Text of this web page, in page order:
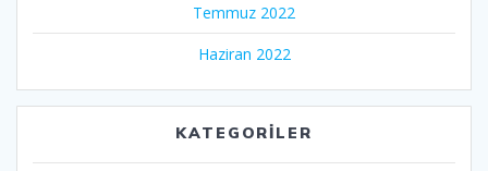
Temmuz 2022
Haziran 2022
KATEGORILER